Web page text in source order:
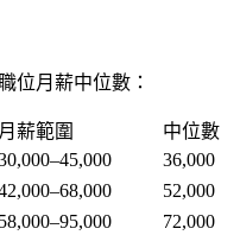
位月薪中位數：
月薪範圍
中位數
36,000
52,000
58,000–95,000
72,000